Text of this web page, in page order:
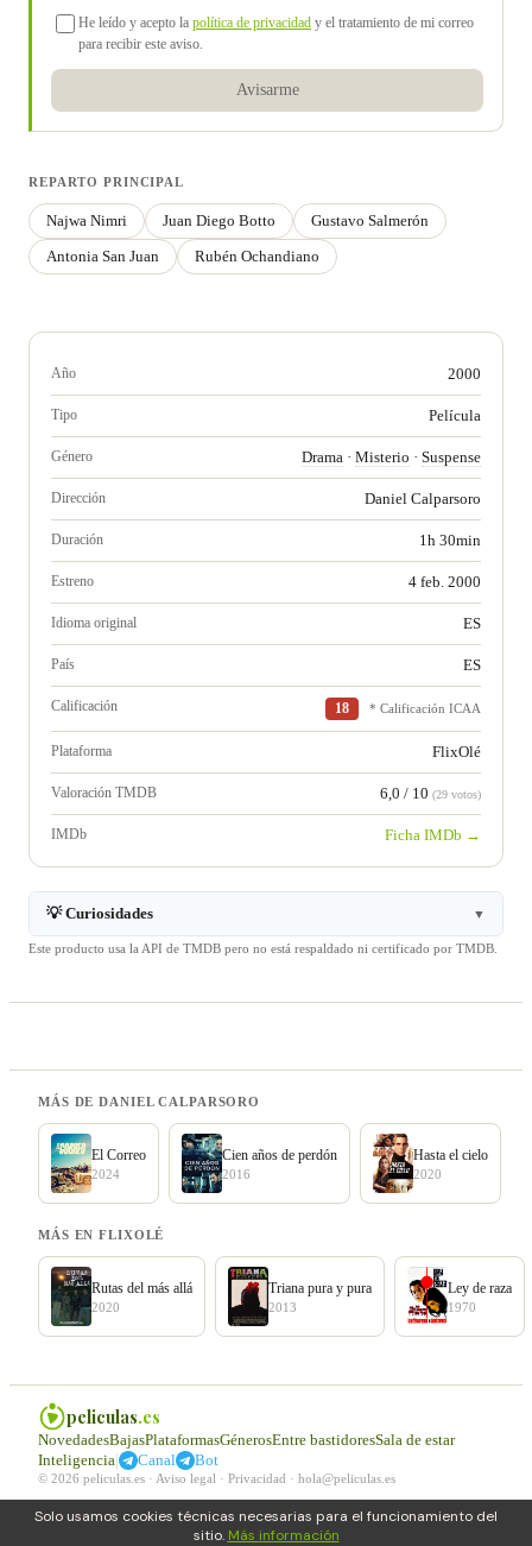
Solo usamos cookies técnicas necesarias para el funcionamiento del
sitio. Más información
He leído y acepto la política de privacidad y el tratamiento de mi correo
para recibir este aviso.
Avisarme
REPARTO PRINCIPAL
Najwa Nimri Juan Diego Botto
Gustavo Salmerón
Antonia San Juan
Rubén Ochandiano
Año 2000
Tipo Película
Género Drama · Misterio · Suspense
Dirección Daniel Calparsoro
Duración 1h 30min
Estreno 4 feb. 2000
Idioma original ES
País ES
Calificación 18 * Calificación ICAA
Plataforma FlixOlé
Valoración TMDB 6,0 / 10 (29 votos)
IMDb Ficha IMDb →
💡 Curiosidades ▼
Este producto usa la API de TMDB pero no está respaldado ni certificado por TMDB.
MÁS DE DANIEL CALPARSORO
El Correo
2024
Cien años de perdón
2016
Hasta el cielo
2020
MÁS EN FLIXOLÉ
Rutas del más allá
2020
Triana pura y pura
2013
Ley de raza
1970
peliculas.es
NovedadesBajasPlataformasGénerosEntre bastidoresSala de estar
Inteligencia| Canal Bot
© 2026 peliculas.es · Aviso legal · Privacidad · hola@peliculas.es